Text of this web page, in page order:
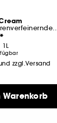
Leichte,
1L
zzgl.Versand
Warenkorb